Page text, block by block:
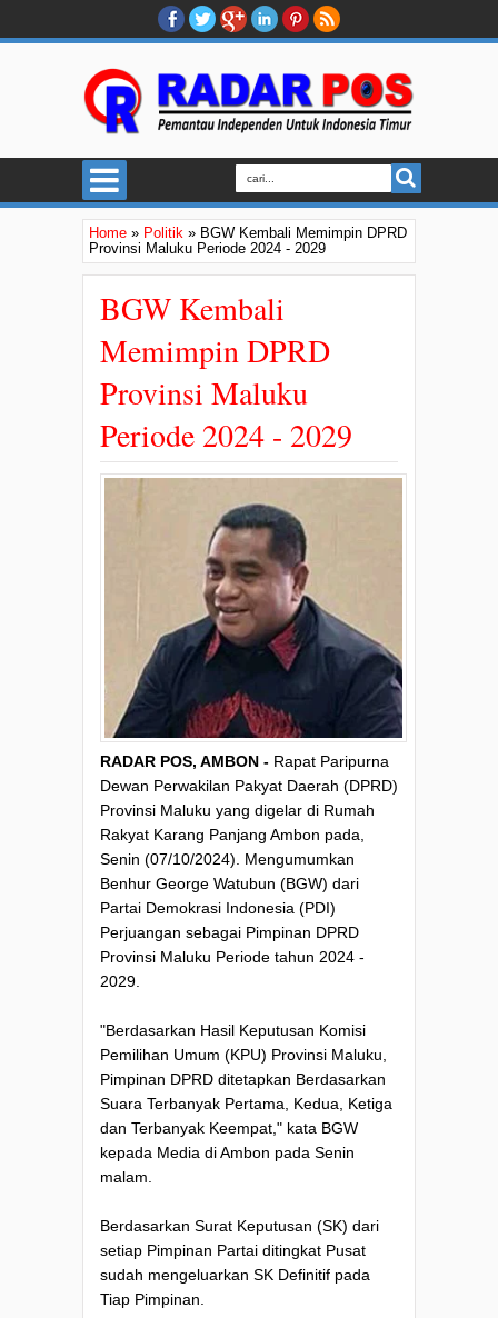
Home » Politik » BGW Kembali Memimpin DPRD
Provinsi Maluku Periode 2024 - 2029
BGW Kembali
Memimpin DPRD
Provinsi Maluku
Periode 2024 - 2029
RADAR POS, AMBON - Rapat Paripurna
Dewan Perwakilan Pakyat Daerah (DPRD)
Provinsi Maluku yang digelar di Rumah
Rakyat Karang Panjang Ambon pada,
Senin (07/10/2024). Mengumumkan
Benhur George Watubun (BGW) dari
Partai Demokrasi Indonesia (PDI)
Perjuangan sebagai Pimpinan DPRD
Provinsi Maluku Periode tahun 2024 -
2029.
"Berdasarkan Hasil Keputusan Komisi
Pemilihan Umum (KPU) Provinsi Maluku,
Pimpinan DPRD ditetapkan Berdasarkan
Suara Terbanyak Pertama, Kedua, Ketiga
dan Terbanyak Keempat," kata BGW
kepada Media di Ambon pada Senin
malam.
Berdasarkan Surat Keputusan (SK) dari
setiap Pimpinan Partai ditingkat Pusat
sudah mengeluarkan SK Definitif pada
Tiap Pimpinan.